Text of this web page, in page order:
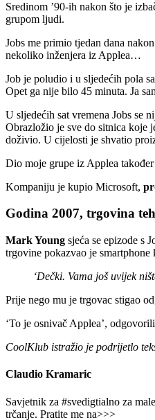
Sredinom ’90-ih nakon što je
grupom ljudi.
Jobs me primio tjedan dana
nekoliko inženjera iz Applea…
Job je poludio i u sljedećih pola
Opet ga nije bilo 45 minuta. Ja
U sljedećih sat vremena Jobs se
Obrazložio je sve do sitnica koje
doživio. U cijelosti je shvatio
Dio moje grupe iz Applea
Kompaniju je kupio Microsoft,
Godina 2007, trgovina
Mark Young sjeća se epizode s
trgovine pokazvao je
‘Dečki. Vama još uvijek
Prije nego mu je trgovac stigao
‘To je osnivač Applea’,
CoolKlub istražio je podrijetlo
Claudio Kramaric
Savjetnik za #svedigtialno za
trčanje. Pratite me na>>>